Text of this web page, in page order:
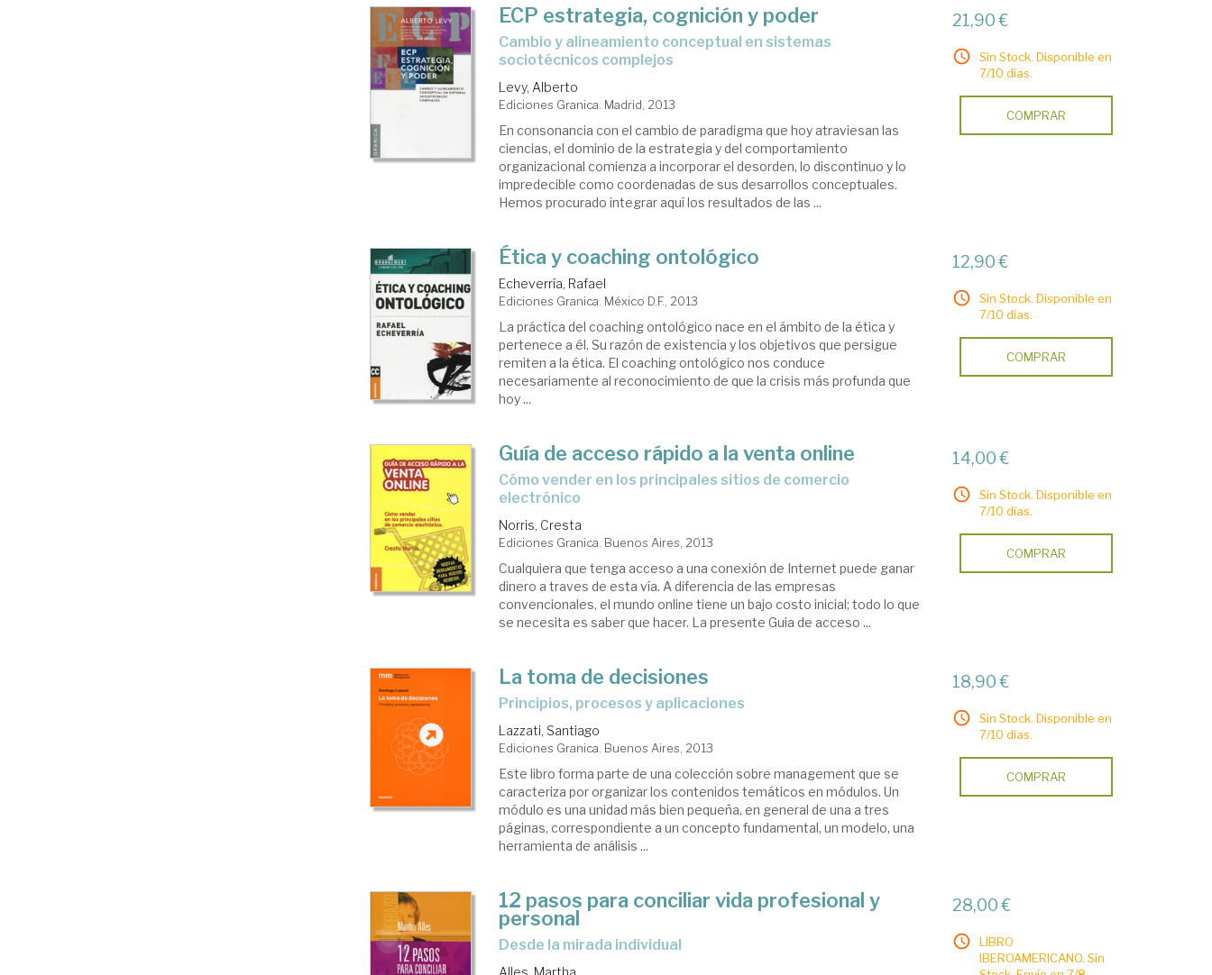
ECP estrategia, cognición y poder
cambio y alineamiento conceptual en sistemas
sociotécnicos complejos
Levy, Alberto
Ediciones Granica. Madrid, 2013
En consonancia con el cambio de paradigma que hoy atraviesan las
ciencias, el dominio de la estrategia y del comportamiento
organizacional comienza a incorporar el desorden, lo discontinuo y lo
impredecible como coordenadas de sus desarrollos conceptuales.
Hemos procurado integrar aquí los resultados de las ...
21,90 €
Sin Stock. Disponible en
7/10 días.
COMPRAR
Ética y coaching ontológico
Echeverría, Rafael
Ediciones Granica. México D.F., 2013
La práctica del coaching ontológico nace en el ámbito de la ética y
pertenece a él. Su razón de existencia y los objetivos que persigue
remiten a la ética. El coaching ontológico nos conduce
necesariamente al reconocimiento de que la crisis más profunda que
hoy ...
12,90 €
Sin Stock. Disponible en
7/10 días.
COMPRAR
Guía de acceso rápido a la venta online
cómo vender en los principales sitios de comercio
electrónico
Norris, Cresta
Ediciones Granica. Buenos Aires, 2013
Cualquiera que tenga acceso a una conexión de Internet puede ganar
dinero a traves de esta vía. A diferencia de las empresas
convencionales, el mundo online tiene un bajo costo inicial; todo lo que
se necesita es saber que hacer. La presente Guia de acceso ...
14,00 €
Sin Stock. Disponible en
7/10 días.
COMPRAR
La toma de decisiones
principios, procesos y aplicaciones
Lazzati, Santiago
Ediciones Granica. Buenos Aires, 2013
Este libro forma parte de una colección sobre management que se
caracteriza por organizar los contenidos temáticos en módulos. Un
módulo es una unidad más bien pequeña, en general de una a tres
páginas, correspondiente a un concepto fundamental, un modelo, una
herramienta de análisis ...
18,90 €
Sin Stock. Disponible en
7/10 días.
COMPRAR
12 pasos para conciliar vida profesional y
personal
desde la mirada individual
Alles, Martha
28,00 €
LIBRO
IBEROAMERICANO. Sin